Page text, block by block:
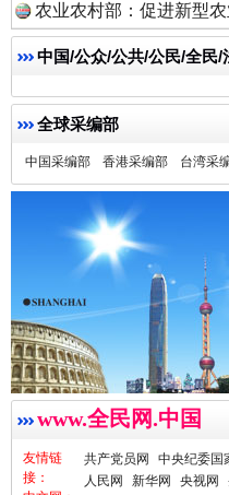
一枚“钉子”竟然扎
雄关漫道展新
农业农村部：促进新型
中国/公众/公共/公民/全民
全球采编部
中国采编部 香港采编部 台湾采
www.全民网.中国
友情链
接：
共产党员网 中央纪委国
人民网
新华网 央视网